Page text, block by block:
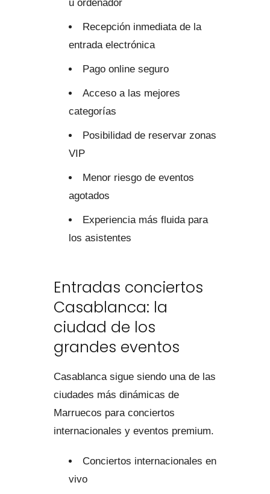
u ordenador
Recepción inmediata de la
entrada electrónica
Pago online seguro
Acceso a las mejores
categorías
Posibilidad de reservar zonas
VIP
Menor riesgo de eventos
agotados
Experiencia más fluida para
los asistentes
Entradas conciertos
Casablanca: la
ciudad de los
grandes eventos
Casablanca sigue siendo una de las
ciudades más dinámicas de
Marruecos para conciertos
internacionales y eventos premium.
Conciertos internacionales en
vivo